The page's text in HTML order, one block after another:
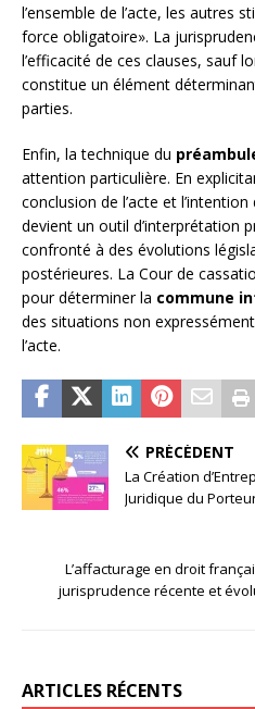
l’ensemble de l’acte, les autres
force obligatoire». La
l’efficacité de ces clauses, sauf
constitue un élément
parties.
Enfin, la technique du
attention particulière. En
conclusion de l’acte et
devient un outil d’interprétation
confronté à des évolutions
postérieures. La Cour de
pour déterminer la commune
des situations non
l’acte.
PRÉCÉDENT
La Création
Juridique du
L’affacturage en droit
jurisprudence récente et
ARTICLES RÉCENTS